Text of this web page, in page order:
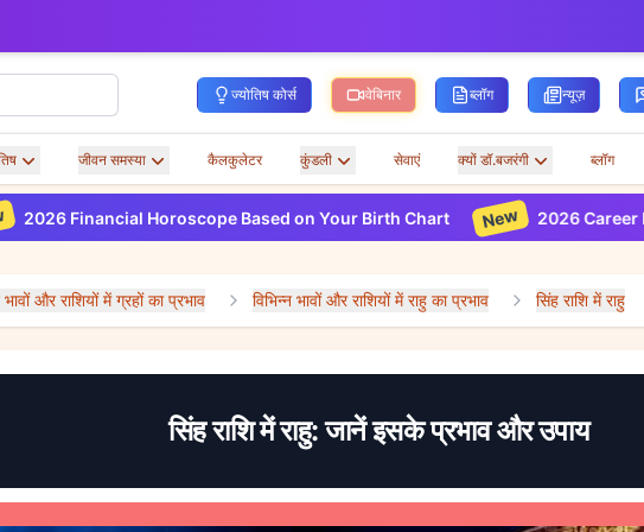
ज्योतिष कोर्स वेबिनार ब्लॉग न्यूज़
जीवन समस्या कैलकुलेटर कुंडली सेवाएं क्यों डॉ.बजरंगी ब्लॉग
Horoscope Based on Your Birth Chart New 2026 Career Horoscope
भावों और राशियों में ग्रहों का प्रभाव विभिन्न भावों और राशियों में राहु का प्रभाव सिंह राशि में राहु
सिंह राशि में राहु: जानें इसके प्रभाव और उपाय